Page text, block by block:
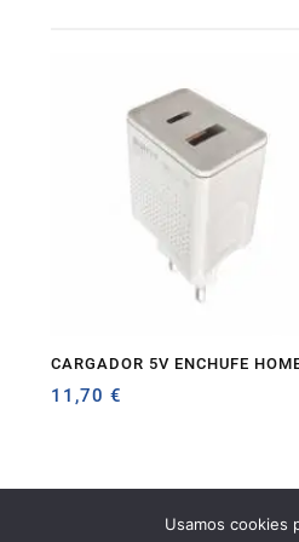
CARGADOR 5V ENCHUFE
1 X USB 3.0, 1 X TYPE-C
11,70 €
Usamos cookies